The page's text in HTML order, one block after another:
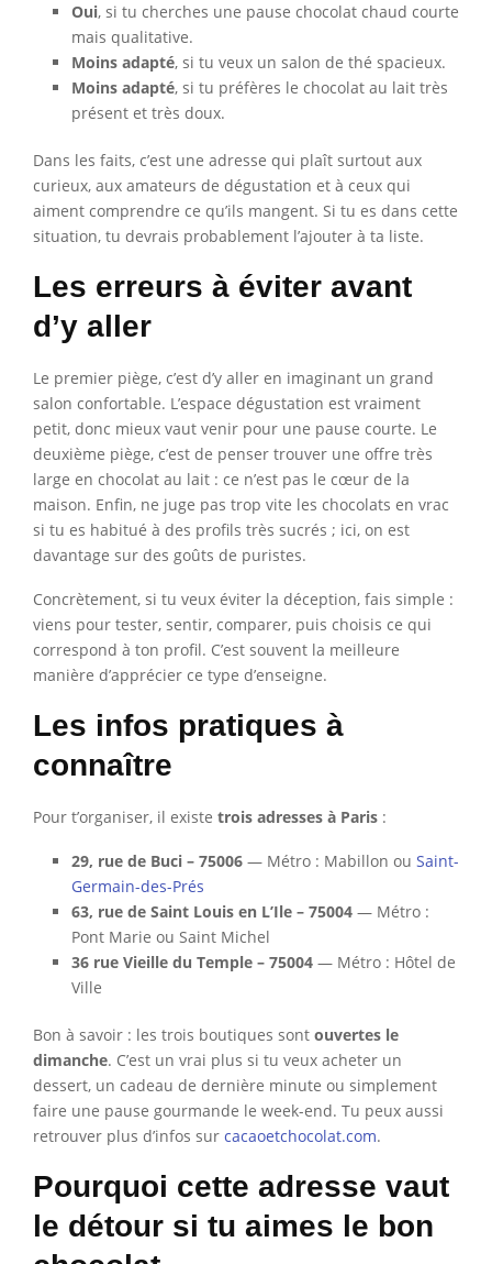
Oui, si tu cherches une pause chocolat chaud courte
mais qualitative.
Moins adapté, si tu veux un salon de thé spacieux.
Moins adapté, si tu préfères le chocolat au lait très
présent et très doux.
Dans les faits, c’est une adresse qui plaît surtout aux
curieux, aux amateurs de dégustation et à ceux qui
aiment comprendre ce qu’ils mangent. Si tu es dans cette
situation, tu devrais probablement l’ajouter à ta liste.
Les erreurs à éviter avant
d’y aller
Le premier piège, c’est d’y aller en imaginant un grand
salon confortable. L’espace dégustation est vraiment
petit, donc mieux vaut venir pour une pause courte. Le
deuxième piège, c’est de penser trouver une offre très
large en chocolat au lait : ce n’est pas le cœur de la
maison. Enfin, ne juge pas trop vite les chocolats en vrac
si tu es habitué à des profils très sucrés ; ici, on est
davantage sur des goûts de puristes.
Concrètement, si tu veux éviter la déception, fais simple :
viens pour tester, sentir, comparer, puis choisis ce qui
correspond à ton profil. C’est souvent la meilleure
manière d’apprécier ce type d’enseigne.
Les infos pratiques à
connaître
Pour t’organiser, il existe trois adresses à Paris :
29, rue de Buci – 75006 — Métro : Mabillon ou Saint-
Germain-des-Prés
63, rue de Saint Louis en L’Ile – 75004 — Métro :
Pont Marie ou Saint Michel
36 rue Vieille du Temple – 75004 — Métro : Hôtel de
Ville
Bon à savoir : les trois boutiques sont ouvertes le
dimanche. C’est un vrai plus si tu veux acheter un
dessert, un cadeau de dernière minute ou simplement
faire une pause gourmande le week-end. Tu peux aussi
retrouver plus d’infos sur cacaoetchocolat.com.
Pourquoi cette adresse vaut
le détour si tu aimes le bon